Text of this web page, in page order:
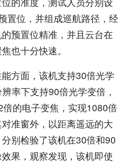
置位，并组成巡航路径，经
预置位精准，并且云台在
也十分快速。
方面，该机支持30倍光学
率下支持90倍光学变倍，
的电子变焦，实现1080倍
准窗外，以距离遥远的大
别检验了该机在30倍和90
果，观察发现，该机即使